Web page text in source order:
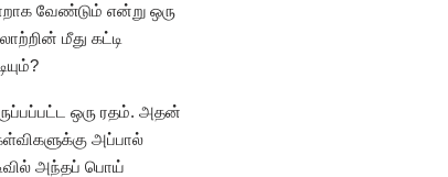
வேண்டும் என்று ஒரு
மீது கட்டி
ஒரு ரதம். அதன்
அப்பால்
அந்தப் பொய்